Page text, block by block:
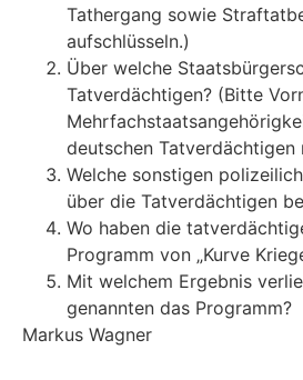
Tathergang sowie
aufschlüsseln.)
Über welche
Tatverdächtigen? (Bitte
deutschen Tatverdächtigen
Welche sonstigen
über die Tatverdächtigen
Wo haben die
Programm von „Kurve
Mit welchem Ergebnis
genannten das Programm?
Markus Wagner